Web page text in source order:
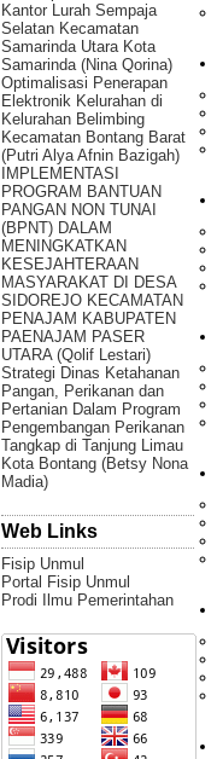
Kantor Lurah Sempaja
Selatan Kecamatan
Samarinda Utara Kota
Samarinda (Nina Qorina)
Optimalisasi Penerapan
Elektronik Kelurahan di
Kelurahan Belimbing
Kecamatan Bontang Barat
(Putri Alya Afnin Bazigah)
IMPLEMENTASI
PROGRAM BANTUAN
PANGAN NON TUNAI
(BPNT) DALAM
MENINGKATKAN
KESEJAHTERAAN
MASYARAKAT DI DESA
SIDOREJO KECAMATAN
PENAJAM KABUPATEN
PAENAJAM PASER
UTARA (Qolif Lestari)
Strategi Dinas Ketahanan
Pangan, Perikanan dan
Pertanian Dalam Program
Pengembangan Perikanan
Tangkap di Tanjung Limau
Kota Bontang (Betsy Nona
Madia)
Web Links
Fisip Unmul
Portal Fisip Unmul
Prodi Ilmu Pemerintahan